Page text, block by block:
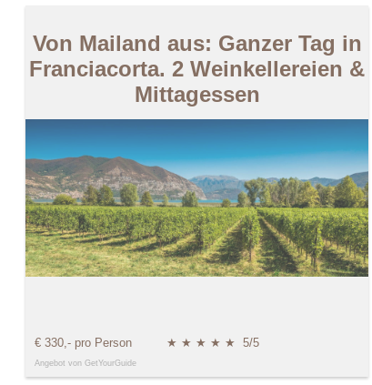
Von Mailand aus: Ganzer Tag in
Franciacorta. 2 Weinkellereien &
Mittagessen
€ 330,- pro Person ★ ★ ★ ★ ★ 5/5
Angebot von GetYourGuide